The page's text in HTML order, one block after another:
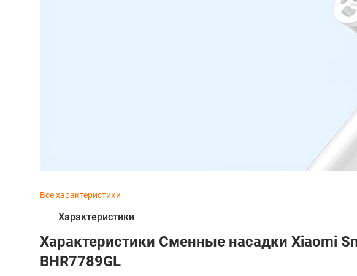
Все характеристики
Характеристики
Характеристики Сменные насадки Xiaomi
BHR7789GL